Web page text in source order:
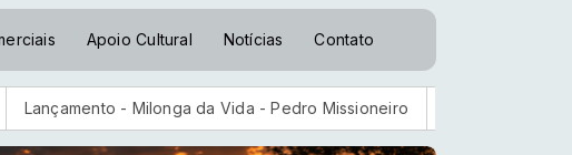
Apoio Cultural Notícias Contato
Milonga da Vida - Pedro Missioneiro AGU quer suspender a